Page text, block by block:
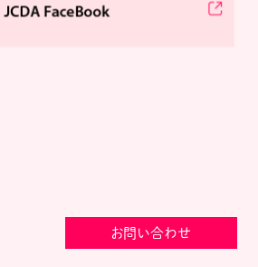
お問い合わせ